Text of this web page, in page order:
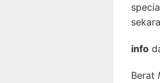
info
Berat